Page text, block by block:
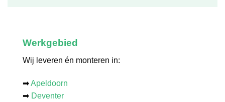
Werkgebied
Wij leveren én monteren in:
➡Apeldoorn
➡ Deventer